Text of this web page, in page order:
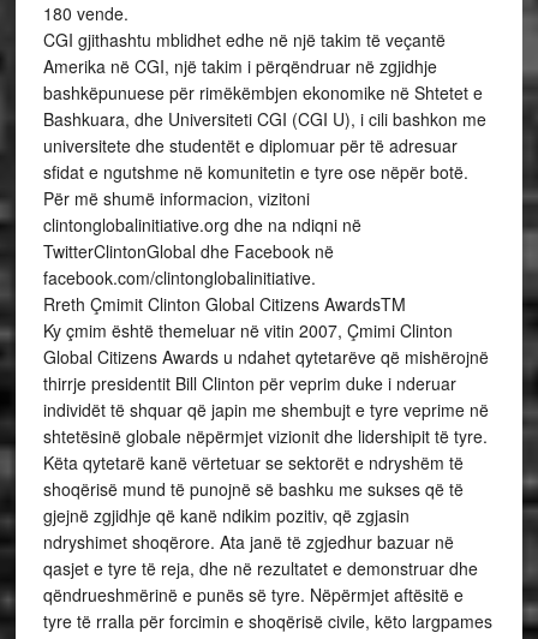
180 vende.
CGI gjithashtu mblidhet edhe në një takim të veçantë
Amerika në CGI, një takim i përqëndruar në zgjidhje
bashkëpunuese për rimëkëmbjen ekonomike në Shtetet e
Bashkuara, dhe Universiteti CGI (CGI U), i cili bashkon me
universitete dhe studentët e diplomuar për të adresuar
sfidat e ngutshme në komunitetin e tyre ose nëpër botë.
Për më shumë informacion, vizitoni
clintonglobalinitiative.org dhe na ndiqni në
TwitterClintonGlobal dhe Facebook në
facebook.com/clintonglobalinitiative.
Rreth Çmimit Clinton Global Citizens AwardsTM
Ky çmim është themeluar në vitin 2007, Çmimi Clinton
Global Citizens Awards u ndahet qytetarëve që mishërojnë
thirrje presidentit Bill Clinton për veprim duke i nderuar
individët të shquar që japin me shembujt e tyre veprime në
shtetësinë globale nëpërmjet vizionit dhe lidershipit të tyre.
Këta qytetarë kanë vërtetuar se sektorët e ndryshëm të
shoqërisë mund të punojnë së bashku me sukses që të
gjejnë zgjidhje që kanë ndikim pozitiv, që zgjasin
ndryshimet shoqërore. Ata janë të zgjedhur bazuar në
qasjet e tyre të reja, dhe në rezultatet e demonstruar dhe
qëndrueshmërinë e punës së tyre. Nëpërmjet aftësitë e
tyre të rralla për forcimin e shoqërisë civile, këto largpames